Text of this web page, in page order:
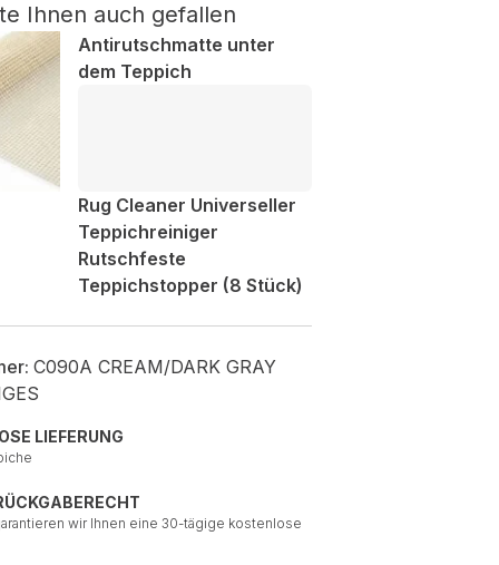
Ihnen auch gefallen
Antirutschmatte unter
dem Teppich
Rug Cleaner Universeller
Teppichreiniger
Rutschfeste
Teppichstopper (8 Stück)
C090A CREAM/DARK GRAY
LIEFERUNG
wir Ihnen eine 30-tägige kostenlose